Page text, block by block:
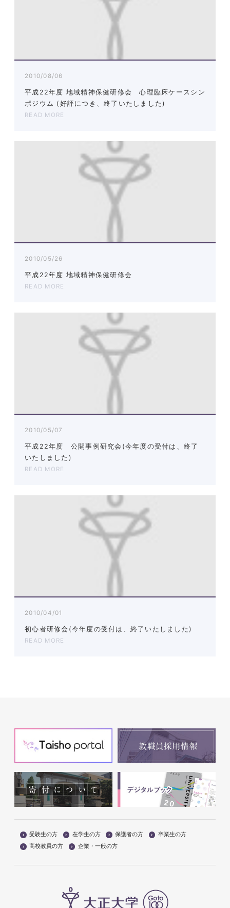
2010/08/06
平成22年度 地域精神保健研修会 心理臨床ケースシン
ポジウム (好評につき、終了いたしました)
READ MORE
2010/05/26
平成22年度 地域精神保健研修会
READ MORE
2010/05/07
平成22年度 公開事例研究会(今年度の受付は、終了
いたしました)
READ MORE
2010/04/01
初心者研修会(今年度の受付は、終了いたしました)
READ MORE
受験生の方 在学生の方 保護者の方
卒業生の方
高校教員の方
企業・一般の方